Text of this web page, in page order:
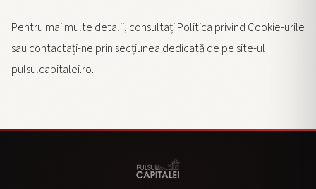
Pentru mai multe detalii, consultați Politica privind Cookie-urile
sau contactați-ne prin secțiunea dedicată de pe site-ul
pulsulcapitalei.ro.